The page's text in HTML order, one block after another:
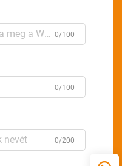
0/100
0/100
0/200